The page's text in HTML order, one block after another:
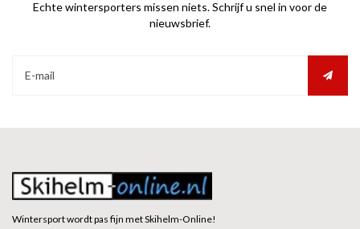
Echte wintersporters missen niets. Schrijf u snel in voor de
nieuwsbrief.
Wintersport wordt pas fijn met Skihelm-Online!